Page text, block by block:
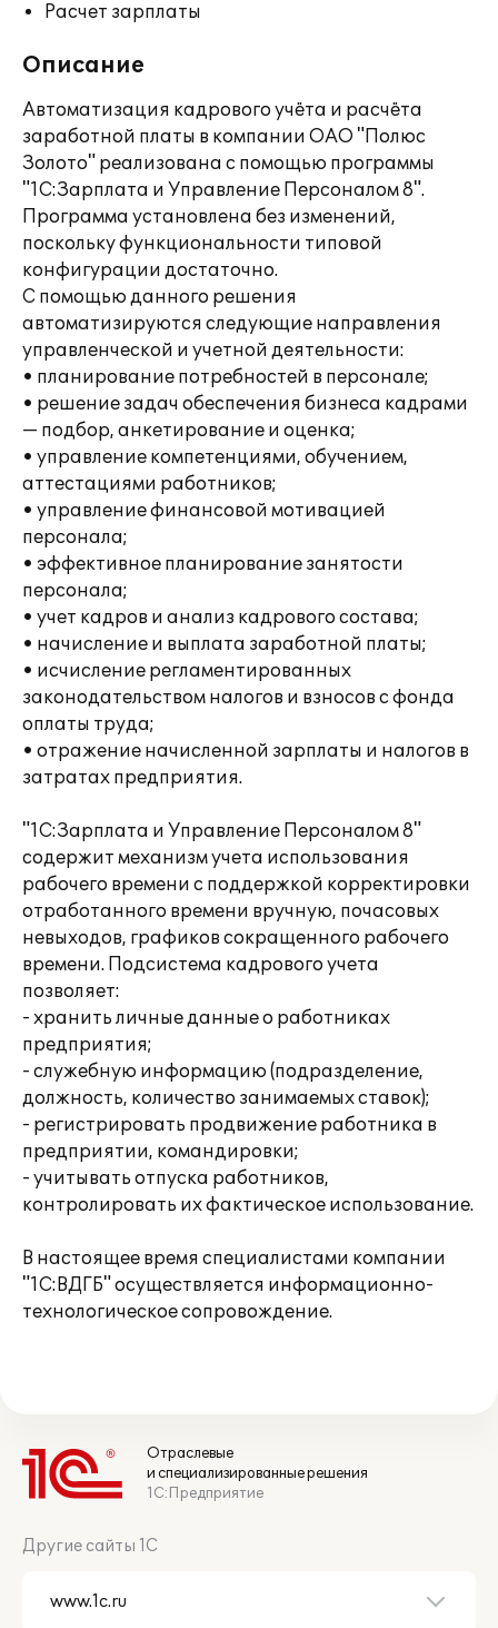
Расчет зарплаты
Описание
Автоматизация кадрового учёта и расчёта
заработной платы в компании ОАО "Полюс
Золото" реализована с помощью программы
"1С:Зарплата и Управление Персоналом 8".
Программа установлена без изменений,
поскольку функциональности типовой
конфигурации достаточно.
С помощью данного решения
автоматизируются следующие направления
управленческой и учетной деятельности:
• планирование потребностей в персонале;
• решение задач обеспечения бизнеса кадрами
— подбор, анкетирование и оценка;
• управление компетенциями, обучением,
аттестациями работников;
• управление финансовой мотивацией
персонала;
• эффективное планирование занятости
персонала;
• учет кадров и анализ кадрового состава;
• начисление и выплата заработной платы;
• исчисление регламентированных
законодательством налогов и взносов с фонда
оплаты труда;
• отражение начисленной зарплаты и налогов в
затратах предприятия.
"1С:Зарплата и Управление Персоналом 8"
содержит механизм учета использования
рабочего времени с поддержкой корректировки
отработанного времени вручную, почасовых
невыходов, графиков сокращенного рабочего
времени. Подсистема кадрового учета
позволяет:
- хранить личные данные о работниках
предприятия;
- служебную информацию (подразделение,
должность, количество занимаемых ставок);
- регистрировать продвижение работника в
предприятии, командировки;
- учитывать отпуска работников,
контролировать их фактическое использование.
В настоящее время специалистами компании
"1С:ВДГБ" осуществляется информационно-
технологическое сопровождение.
Отраслевые
и специализированные решения
1С:Предприятие
Другие сайты 1С